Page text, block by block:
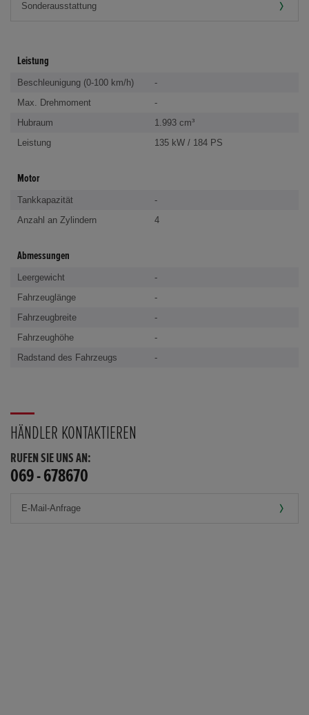
Leistung
Beschleunigung (0-100 km/h)
-
Max. Drehmoment
-
Hubraum
1.993 cm³
Leistung
135 kW / 184 PS
Motor
Tankkapazität
-
Anzahl an Zylindern
4
Abmessungen
Leergewicht
-
Fahrzeuglänge
-
Fahrzeugbreite
-
Fahrzeughöhe
-
Radstand des Fahrzeugs
-
HÄNDLER KONTAKTIEREN
RUFEN SIE UNS AN:
069 - 678670